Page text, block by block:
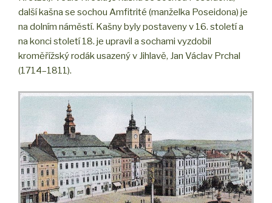
další kašna se sochou Amfitrité (manželka Poseidona) je
na dolním náměstí. Kašny byly postaveny v 16. století a
na konci století 18. je upravil a sochami vyzdobil
kroměřížský rodák usazený v Jihlavě, Jan Václav Prchal
(1714–1811).